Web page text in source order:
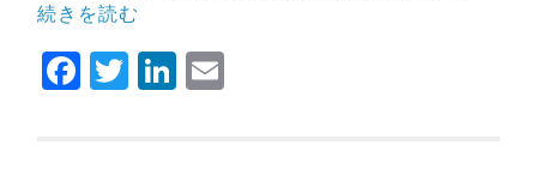
続きを読む
Facebook
TwitterLinkedIn